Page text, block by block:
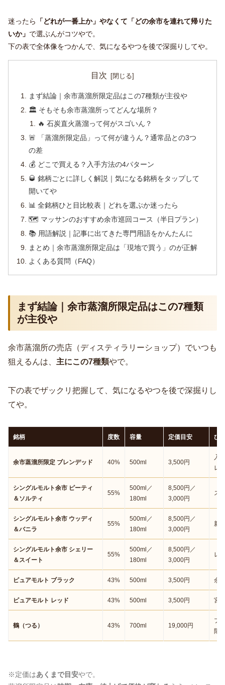
迷ったら
「どれが一番上か」やなくて「どの余市を連れて帰りた
いか」 で選ぶんがコツやで。
下の表で全体像をつかんで、気になるやつを後で深掘りしてや。
目次
まず結論｜余市蒸溜所限定品はこの7種類が主役や
🏛️ そもそも余市蒸溜所ってどんな場所？
🔥 石炭直火蒸溜って何がスゴいん？
🚨 「蒸溜所限定品」って何が違うん？通常品との3つ
の差
💰 どこで買える？入手方法の4パターン
🥃 銘柄ごとに詳しく解説｜気になる銘柄をタップして
開いてや
📊 全銘柄ひと目比較表｜どれを選ぶか迷ったら
🗺️ マッサンのおすすめ余市巡回コース（半日プラン）
📚 用語解説｜記事に出てきた専門用語をかんたんに
まとめ｜余市蒸溜所限定品は「現地で買う」のが正解
よくある質問（FAQ）
まず結論｜余市蒸溜所限定品はこの7種類
が主役や
余市蒸溜所の売店（ディスティラリーショップ）でいつも
狙えるんは、 主にこの7種類やで。
下の表でザックリ把握して、気になるやつを後で深掘りし
てや。
銘柄 度数 容量 定価目安 ひ
余市蒸溜所限定 ブレンデッド 40% 500ml 3,500円
入
レ
シングルモルト余市 ピーティ
＆ソルティ
55%
500ml／
180ml
8,500円／
3,000円
ス
シングルモルト余市 ウッディ
＆バニラ
55%
500ml／
180ml
8,500円／
3,000円
新
シングルモルト余市 シェリー
＆スイート
55%
500ml／
180ml
8,500円／
3,000円
レ
ピュアモルト ブラック 43% 500ml 3,500円 余
ピュアモルト レッド 43% 500ml 3,500円 宮
鶴（つる） 43% 700ml 19,000円
プ
限
※定価はあくまで目安やで。